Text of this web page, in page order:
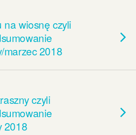
wiosnę czyli
marzec 2018
czyli
2018